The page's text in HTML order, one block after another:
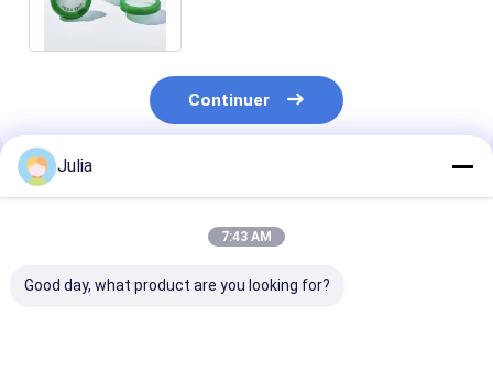
Continuer
Produits Recommandés
Julia
7:43 AM
Good day, what product are you looking for?